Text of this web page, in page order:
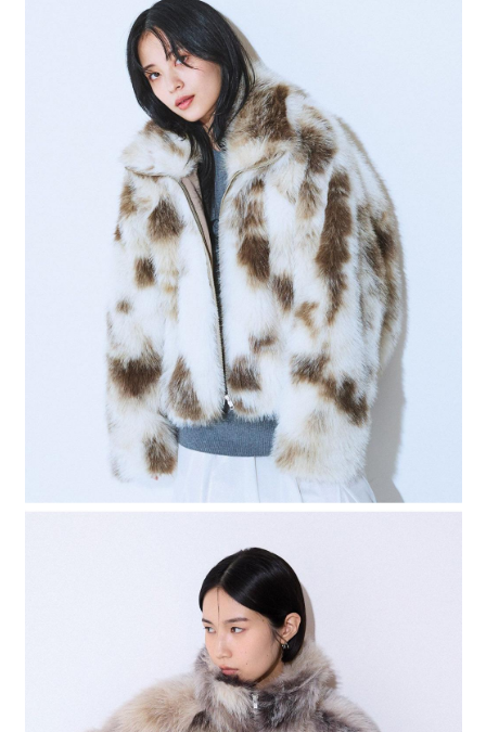
1.分期款項不併入電信帳單，「大哥付你分期」於每月結算日後寄送繳費提
2.透過簡訊連結打開帳單後，可選擇「超商條碼／台灣大直營門市／銀行轉
帳／街口支付／iPASS MONEY」等通路繳費。
1.本服務係由「台灣大哥大股份有限公司」（以下簡稱本公司）所提供，讓
用戶於交易時，得透過本服務購買商品或服務，並由商店將買賣／分期付款
買賣價金債權讓與本公司後，依約使用本公司帳單繳交帳款。
2.基於同意付款使用「大哥付你分期」之契約關係目的，商店將以您的個人
資料（包含姓名、電話或地址）提供予台灣大哥大進項蒐集、處理及利用，
由本公司與您本人進行分期帳單所需資料之確認、核對及更正。
3.完整用戶服務條款，請詳閱以下連結：https://oppay.tw/userRule
【「AFTEE先享後付」結帳流程】
１．於結帳方式選擇「AFTEE先享後付」後，將跳轉至「AFTEE先享後付」
結帳頁面，進行簡訊認證並確認金額後，即可完成結帳。
２．訂單成立數日內，您將收到繳費通知簡訊。
３．收到繳費通知簡訊後14天內，點擊此簡訊中的連結，可透過四大超商／
ATM／網路銀行／等多元方式進行付款，方視為交易完成。
※ 請注意：結帳手續完成當下不需立刻繳費，但若您需要取消訂單，請聯絡
購買商品的店家。未經商家同意取消之訂單仍視為有效，需透過AFTEE先享
後付繳納相關費用。
※ 交易是否成功請以「AFTEE先享後付 」之結帳頁面顯示為準，若有關於
是否繳費成功／繳費後需取消欲退款等相關疑問，請聯繫「AFTEE先享後付
客戶支援中心」https://netprotections.freshdesk.com/support/home
１．透過由恩沛科技股份有限公司提供之「AFTEE先享後付」服務完成之交
易，需依本服務之必要範圍內提供個人資料，並將交易相關給付款項請求債
權轉讓予恩沛科技股份有限公司。
２．關於個人資料處理事宜，請瀏覽以下網址：https://aftee.tw/terms/#terms3
３．未成年的使用者請事先徵得法定代理人或監護人之同意方可使用
「AFTEE先享後付」，若未經同意申辦者引起之損失，本公司不負相關責
４．使用「AFTEE先享後付」時，將依據個別帳號之用戶狀況，依本公司即
時審查核予不同之上限額度；若仍有額度不足之情形，本公司將視審查結果
請求用戶進行身份認證。
５．嚴禁一人註冊多個帳號或使用他人資訊註冊。若發現惡意使用之情形，
恩沛科技股份有限公司將有權停止該用戶之使用額度並採取法律行動。
每筆NT$80，滿NT$888(含以上)免運費
每筆NT$80，滿NT$1,500(含以上)免運費
付款後 7-11取貨
每筆NT$80，滿NT$1,500(含以上)免運費
每筆NT$80，滿NT$1,500(含以上)免運費